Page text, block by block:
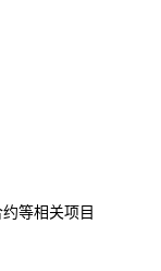
等相关项目